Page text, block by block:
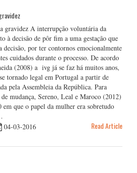
gravidez A interrupção voluntária da
à decisão de pôr fim a uma gestação que
decisão, por ter contornos emocionalmente
cuidados durante o processo. De acordo
(2008) a ivg já se faz há muitos anos,
tornado legal em Portugal a partir de
pela Assembleia da República. Para
mudança, Sereno, Leal e Maroco (2012)
em que o papel da mulher era sobretudo
04-03-2016 Read Article